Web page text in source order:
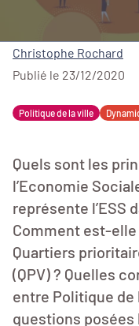
Christophe Rochard
Publié le 23/12/2020
Politique de la ville
Quels sont les
l’Economie
représente l’ESS
Comment est-
Quartiers
(QPV) ? Quelles
entre Politique de
questions posées